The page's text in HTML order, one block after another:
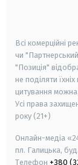
Всі комерційні
чи
"Позиція"
не поділяти
цитування
Усі права
року (21+)
Онлайн-медіа
пл. Галицька,
Телефон +380